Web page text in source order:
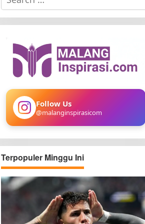
e
a
Follow Us
@malanginspirasicom
Terpopuler Minggu Ini